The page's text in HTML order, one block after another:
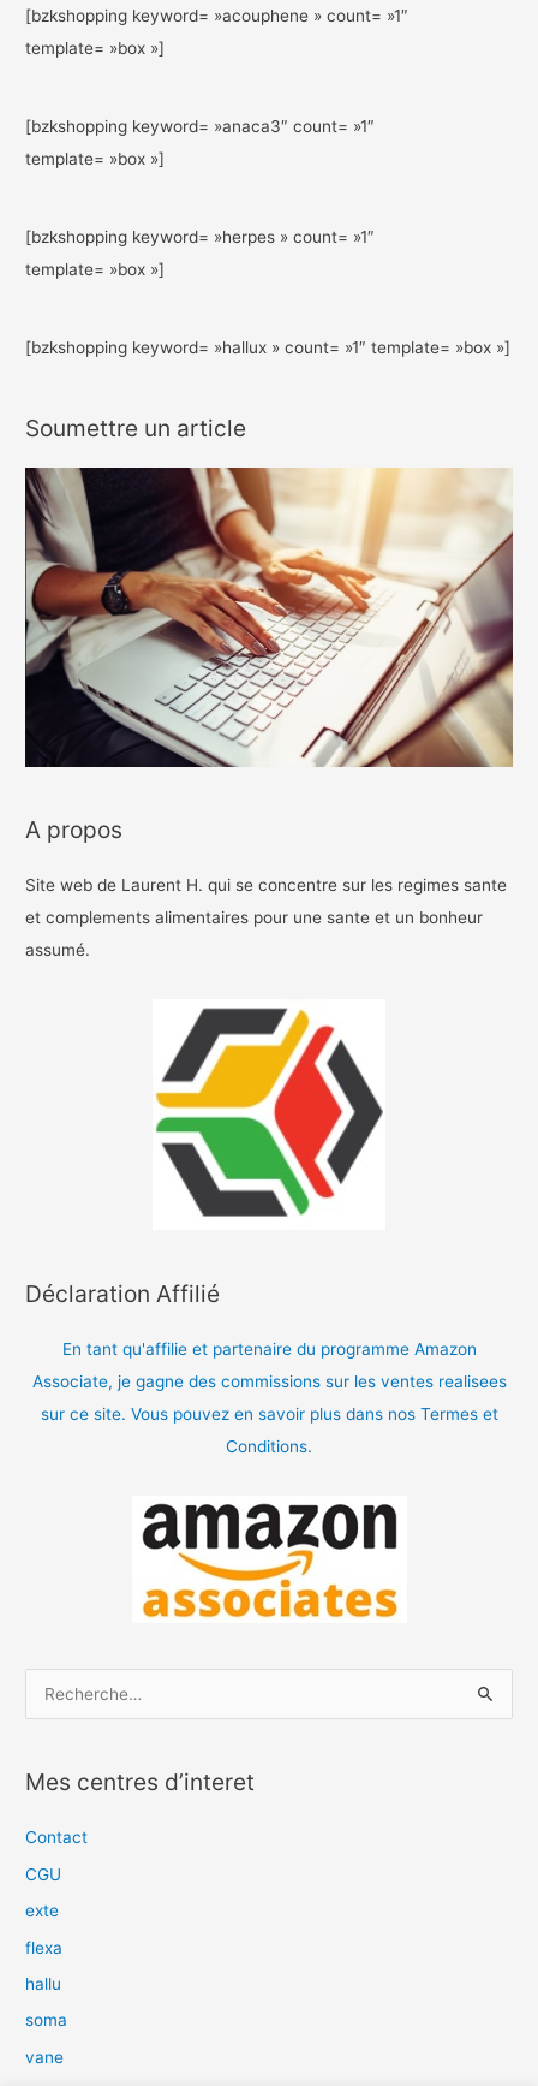
[bzkshopping keyword= »acouphene » count= »1″
template= »box »]
[bzkshopping keyword= »anaca3″ count= »1″
template= »box »]
[bzkshopping keyword= »herpes » count= »1″
template= »box »]
[bzkshopping keyword= »hallux » count= »1″ template= »box »]
Soumettre un article
A propos
Site web de Laurent H. qui se concentre sur les regimes sante
et complements alimentaires pour une sante et un bonheur
assumé.
Déclaration Affilié
En tant qu'affilie et partenaire du programme Amazon
Associate, je gagne des commissions sur les ventes realisees
sur ce site. Vous pouvez en savoir plus dans nos Termes et
Conditions.
h
e
e
r
:
Mes centres d’interet
Contact
CGU
exte
flexa
hallu
soma
vane